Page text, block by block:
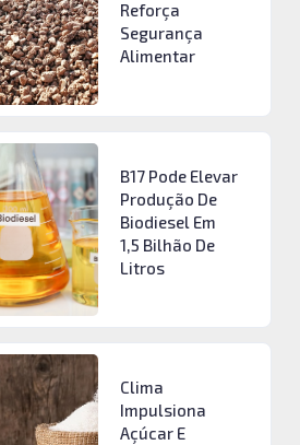
Reforça
Segurança
Alimentar
B17 Pode Elevar
Produção De
Biodiesel Em
1,5 Bilhão De
Litros
Clima
Impulsiona
Açúcar E